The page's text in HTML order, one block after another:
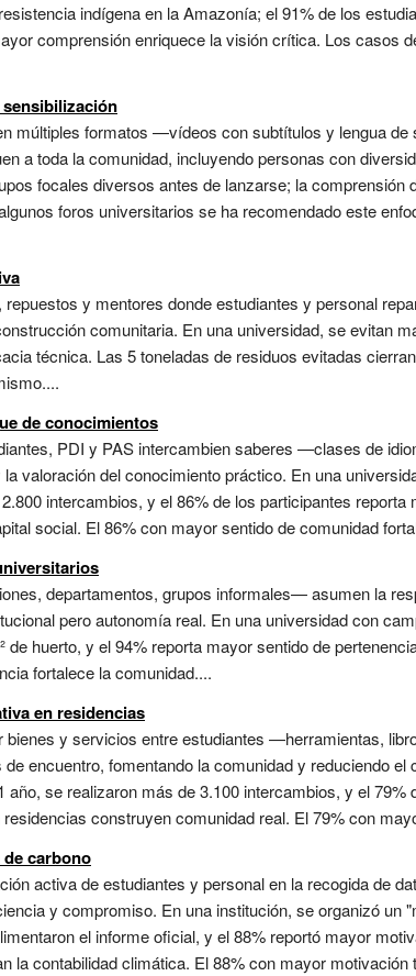
indígena en la Amazonía; el 91% de los
comprensión enriquece la visión crítica. Los casos
múltiples formatos —vídeos con subtítulos y lengua de
a toda la comunidad, incluyendo personas con
focales diversos antes de lanzarse; la comprensión
foros universitarios se ha recomendado este
repuestos y mentores donde estudiantes y personal
comunitaria. En una universidad, se evitan
técnica. Las 5 toneladas de residuos evitadas
de conocimientos
PDI y PAS intercambien saberes —clases de
valoración del conocimiento práctico. En una
intercambios, y el 86% de los participantes
social. El 86% con mayor sentido de comunidad
departamentos, grupos informales— asumen la
pero autonomía real. En una universidad con
de huerto, y el 94% reporta mayor sentido de
fortalece la comunidad....
en residencias
bienes y servicios entre estudiantes —herramientas,
encuentro, fomentando la comunidad y reduciendo
año, se realizaron más de 3.100 intercambios, y el
construyen comunidad real. El 79% con
carbono
activa de estudiantes y personal en la recogida de
y compromiso. En una institución, se organizó un
el informe oficial, y el 88% reportó mayor
la contabilidad climática. El 88% con mayor